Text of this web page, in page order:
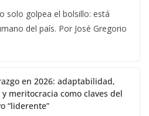
solo golpea el bolsillo: está
del país. Por José Gregorio
en 2026: adaptabilidad,
y meritocracia como claves del
“liderente”